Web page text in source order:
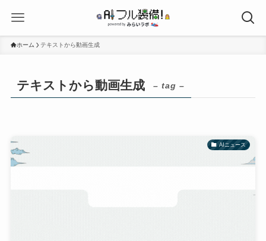
ホーム テキストから動画生成
テキストから動画生成 – tag –
AIニュース